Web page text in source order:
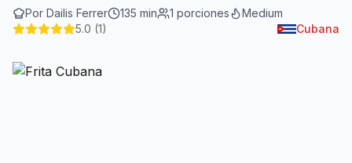
Por Dailis Ferrer 135 min 1 porciones
Medium
5.0 (1) Cubana